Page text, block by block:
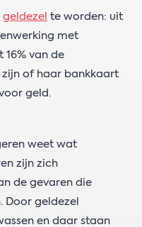
geldezel te worden: uit
met
van de
zijn of haar bankkaart
geld.
weet wat
zijn zich
de gevaren die
Door geldezel
en daar staan